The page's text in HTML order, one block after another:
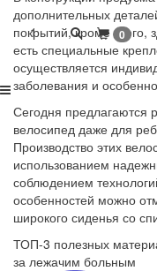
1 0
дополнительных
покрытий, кроме этого,
есть специальные
осуществляется
заболевания и
Сегодня предлагаются
велосипед даже для
Производство этих
использованием
соблюдением
особенностей можно
широкого сиденья со
ТОП-3 полезных
за лежачим больным